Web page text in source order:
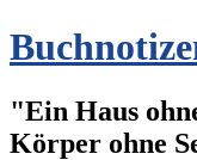
Zum
Inhalt
"Ein Haus
Körper ohne